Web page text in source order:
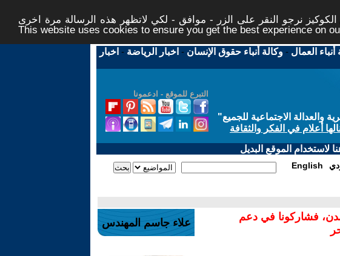
نرجو النقر على الزر - موافق - لكي لاتظهر هذه الرسالة مرة اخرى -
This website uses cookies to ensure you get the best experience on
أنباء العمال -وكالة أنباء حقوق الإنسان - اخبار الرياضة - اخبار
التبرع للموقع - ادعمونا
الاجتماعية للجميع"
أعلام في الفكر والثقافة
لاستخدام الموقع البديل
English
فشاركونا في دعم
علاء جاسم المهندس